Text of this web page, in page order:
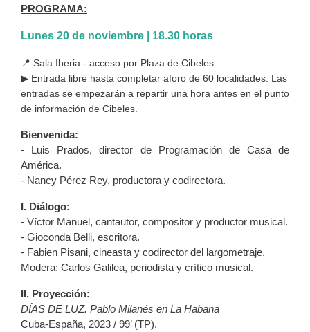
PROGRAMA:
Lunes 20 de noviembre | 18.30 horas
📍 Sala Iberia - acceso por Plaza de Cibeles
▶ Entrada libre hasta completar aforo de 60 localidades. Las
entradas se empezarán a repartir una hora antes en el punto
de información de Cibeles.
Bienvenida:
- Luis Prados, director de Programación de Casa de
América.
- Nancy Pérez Rey, productora y codirectora.
I. Diálogo:
- Víctor Manuel, cantautor, compositor y productor musical.
- Gioconda Belli, escritora.
- Fabien Pisani, cineasta y codirector del largometraje.
Modera: Carlos Galilea, periodista y crítico musical.
II. Proyección:
DÍAS DE LUZ. Pablo Milanés en La Habana
Cuba-España, 2023 / 99’ (TP).